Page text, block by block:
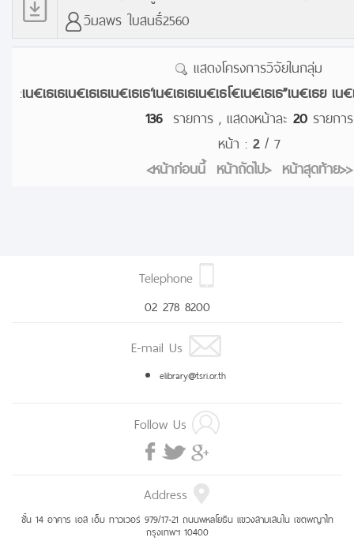
วิมลพร ใบสนธิ์2560
แสดงโครงการวิจัยในกลุ่ม
:เน€เธเธเน€เธเธเน€เธเธ‘เน€เธเธเน€เธโ€เน€เธเธ”เน€เธย เ
136 รายการ , แสดงหน้าละ 20รายการ
หน้า : 2/ 7
<หน้าก่อนนี้ หน้าถัดไป> หน้าสุดท้าย>>
Telephone
02 278 8200
E-mail Us
elibrary@tsri.or.th
Follow Us
Address
ชั้น 14 อาคาร เอส เอ็ม ทาวเวอร์ 979/17-21 ถนนพหลโยธิน แขวงสามเสนใน เขตพญาไท
กรุงเทพฯ 10400